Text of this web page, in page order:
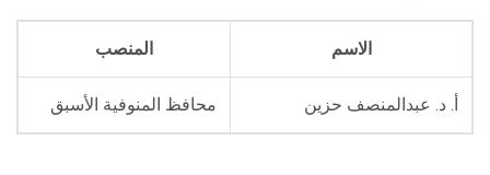
الاسم المنصب
أ. د. عبدالمنصف حزين محافظ المنوفية الأسبق